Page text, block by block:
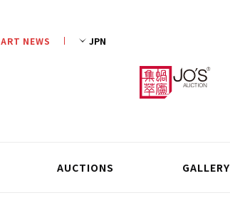
ART NEWS
AUCTIONS GALLERY